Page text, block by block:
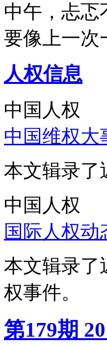
中午，忐忑
要像上一次
人权信息
中国人权
中国维权大
本文辑录了
中国人权
国际人权
本文辑录了
权事件。
第179期